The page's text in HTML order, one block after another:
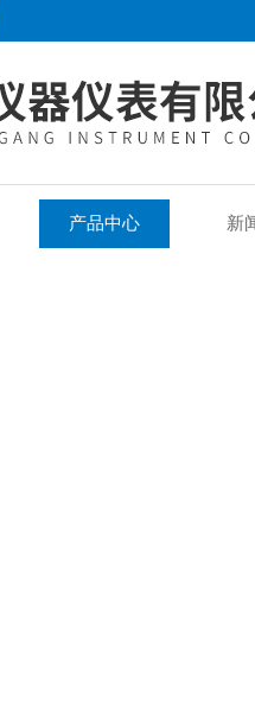
产品中心 新